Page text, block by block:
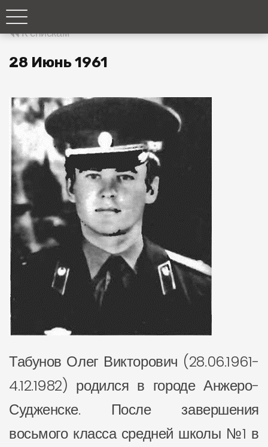
К спискам
28 Июнь 1961
Табунов Олег Викторович (28.06.1961-
4.12.1982) родился в городе Анжеро-
Судженске. После завершения
восьмого класса средней школы №1 в